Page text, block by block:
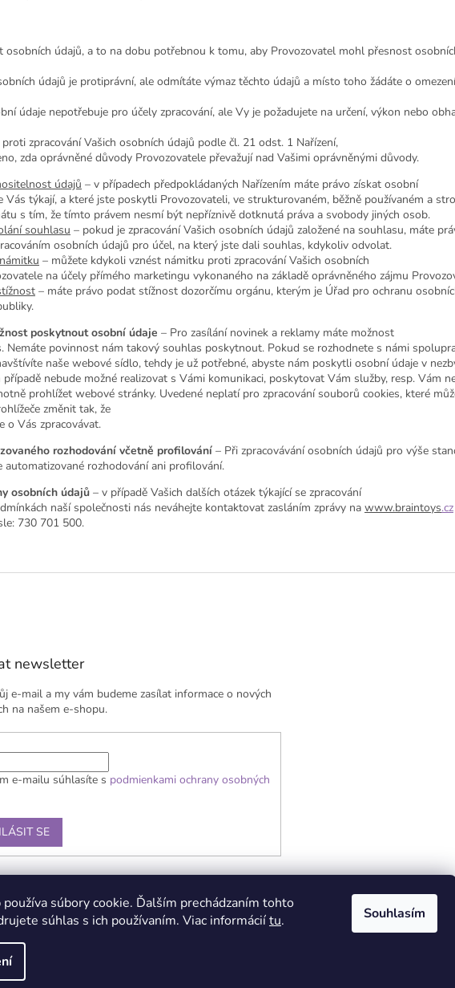
súbory cookie. Ďalším prechádzaním tohto
súhlas s ich používaním. Viac informáciítu. Souhlasím
osobních údajů, a to na dobu potřebnou k tomu, aby Provozovatel mohl přesnost
údajů je protiprávní, ale odmítáte výmaz těchto údajů a místo toho žádáte o
údaje nepotřebuje pro účely zpracování, ale Vy je požadujete na určení, výkon nebo
zpracování Vašich osobních údajů podle čl. 21 odst. 1 Nařízení,
zda oprávněné důvody Provozovatele převažují nad Vašimi oprávněnými důvody.
údajů – v případech předpokládaných Nařízením máte právo získat osobní
Vás týkají, a které jste poskytli Provozovateli, ve strukturovaném, běžně používaném a
s tím, že tímto právem nesmí být nepříznivě dotknutá práva a svobody jiných osob.
souhlasu – pokud je zpracování Vašich osobních údajů založené na souhlasu, máte
osobních údajů pro účel, na který jste dali souhlas, kdykoliv odvolat.
– můžete kdykoli vznést námitku proti zpracování Vašich osobních
na účely přímého marketingu vykonaného na základě oprávněného zájmu
– máte právo podat stížnost dozorčímu orgánu, kterým je Úřad pro ochranu
poskytnout osobní údaje – Pro zasílání novinek a reklamy máte možnost
Nemáte povinnost nám takový souhlas poskytnout. Pokud se rozhodnete s námi
naše webové sídlo, tehdy je už potřebné, abyste nám poskytli osobní údaje v
případě nebude možné realizovat s Vámi komunikaci, poskytovat Vám služby, resp. Vám
prohlížet webové stránky. Uvedené neplatí pro zpracování souborů cookies, které
změnit tak, že
o Vás zpracovávat.
rozhodování včetně profilování – Při zpracovávání osobních údajů pro výše
automatizované rozhodování ani profilování.
osobních údajů – v případě Vašich dalších otázek týkající se zpracování
naší společnosti nás neváhejte kontaktovat zasláním zprávy na www.braintoys.cz
730 701 500.
newsletter
e-mail a my vám budeme zasílat informace o nových
na našem e-shopu.
e-mailu súhlasíte s podmienkami ochrany osobných
SE
Obchodní podmínky Reklamační řád Kontakty Podmínka ochrany osobních údajů